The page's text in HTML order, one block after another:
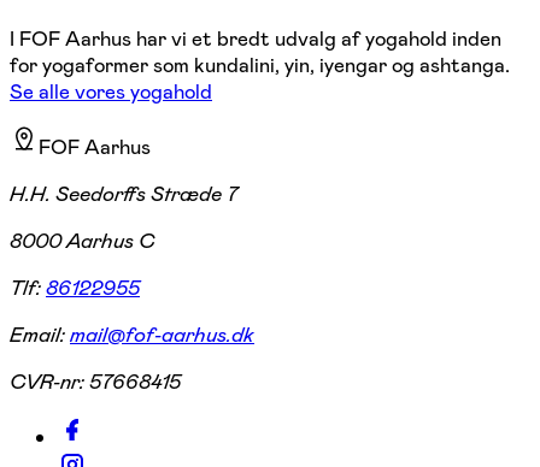
I FOF Aarhus har vi et bredt udvalg af yogahold inden
for yogaformer som kundalini, yin, iyengar og ashtanga.
Se alle vores yogahold
FOF Aarhus
H.H. Seedorffs Stræde 7
8000 Aarhus C
Tlf:86122955
Email:mail@fof-aarhus.dk
CVR-nr:57668415